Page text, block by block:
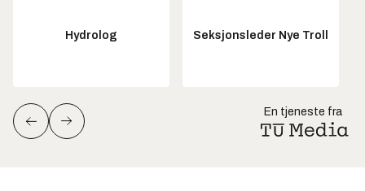
Hydrolog Seksjonsleder Nye Troll
En tjeneste fra